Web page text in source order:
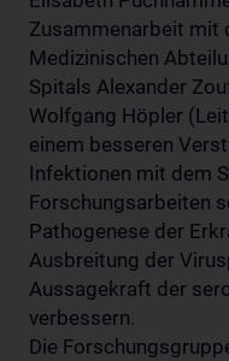
Zusammenarbeit mit
Medizinischen
Spitals Alexander
Wolfgang Höpler
einem besseren
Infektionen mit dem
Forschungsarbeiten
Pathogenese der
Ausbreitung der
Aussagekraft der
verbessern.
Die